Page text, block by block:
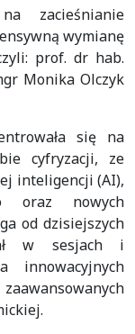
zacieśnianie
wymianę
prof. dr hab.
Monika Olczyk
się na
cyfryzacji, ze
inteligencji (AI),
oraz nowych
od dzisiejszych
w sesjach i
innowacyjnych